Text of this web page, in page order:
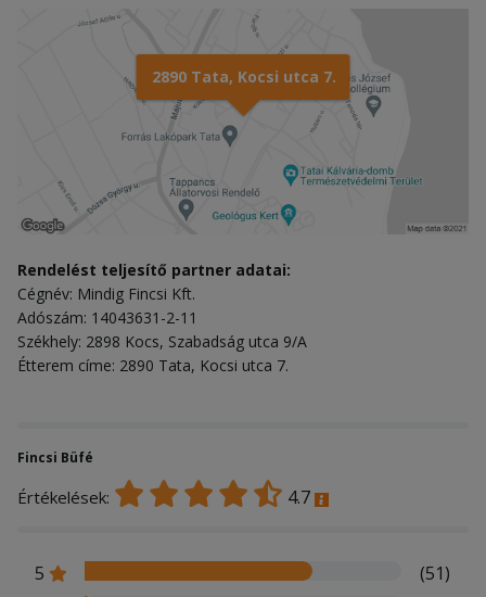
2890 Tata, Kocsi utca 7.
Rendelést teljesítő partner adatai:
Cégnév: Mindig Fincsi Kft.
Adószám: 14043631-2-11
Székhely: 2898 Kocs, Szabadság utca 9/A
Étterem címe: 2890 Tata, Kocsi utca 7.
Fincsi Büfé
Értékelések: 4.7
5
(51)